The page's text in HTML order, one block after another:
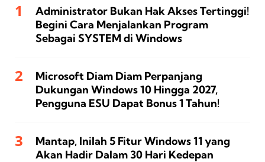
Administrator Bukan Hak Akses Tertinggi!
Begini Cara Menjalankan Program
Sebagai SYSTEM di Windows
Microsoft Diam Diam Perpanjang
Dukungan Windows 10 Hingga 2027,
Pengguna ESU Dapat Bonus 1 Tahun!
Mantap, Inilah 5 Fitur Windows 11 yang
Akan Hadir Dalam 30 Hari Kedepan